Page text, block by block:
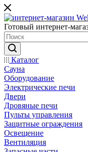
Готовый интернет-
Каталог
Сауна
Оборудование
Электрические печи
Двери
Дровяные печи
Пульты управления
Защитные ограждения
Освещение
Вентиляция